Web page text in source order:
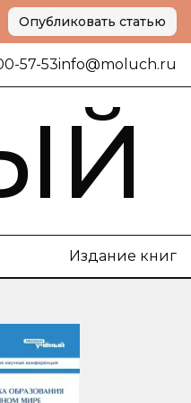
Опубликовать статью
57-53info@moluch.ru
Издание книг